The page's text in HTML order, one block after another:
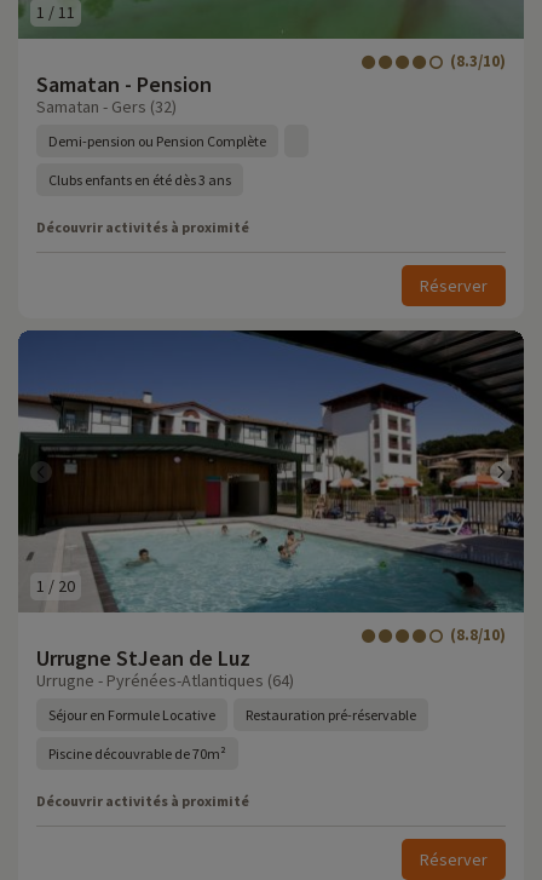
1 / 11
Samatan - Pension
(8.3/10)
Samatan - Gers (32)
Demi-pension ou Pension Complète
Clubs enfants en été dès 3 ans
Découvrir activités à proximité
Réserver
1 / 20
Urrugne StJean de Luz
(8.8/10)
Urrugne - Pyrénées-Atlantiques (64)
Séjour en Formule Locative Restauration pré-réservable
Piscine découvrable de 70m²
Découvrir activités à proximité
Réserver